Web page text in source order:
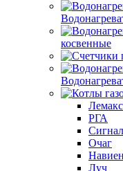
косвенные
Лемакс
РГА
Сигнал
Очаг
Навиен
Луч